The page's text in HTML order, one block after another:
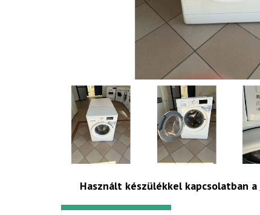
Használt készülékkel kapcsolatban a